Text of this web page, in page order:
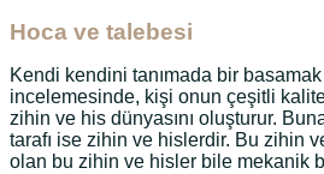
Hoca ve talebesi
Kendi kendini tanımada bir
incelemesinde, kişi onun çeşitli
zihin ve his dünyasını oluşturur.
tarafı ise zihin ve hislerdir. Bu zihin
olan bu zihin ve hisler bile mekanik